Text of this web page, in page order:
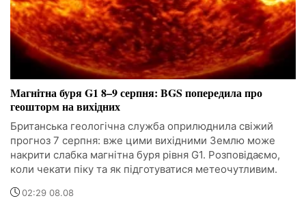
Магнітна буря G1 8–9 серпня: BGS попередила про
геошторм на вихідних
Британська геологічна служба оприлюднила свіжий
прогноз 7 серпня: вже цими вихідними Землю може
накрити слабка магнітна буря рівня G1. Розповідаємо,
коли чекати піку та як підготуватися метеочутливим.
02:29 08.08